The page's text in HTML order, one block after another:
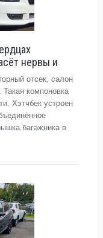
нервы и
отсек, салон
Такая компоновка
Хэтчбек устроен
багажника в